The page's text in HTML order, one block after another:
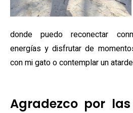
donde puedo reconectar
energías y disfrutar de
con mi gato o contemplar un
Agradezco por